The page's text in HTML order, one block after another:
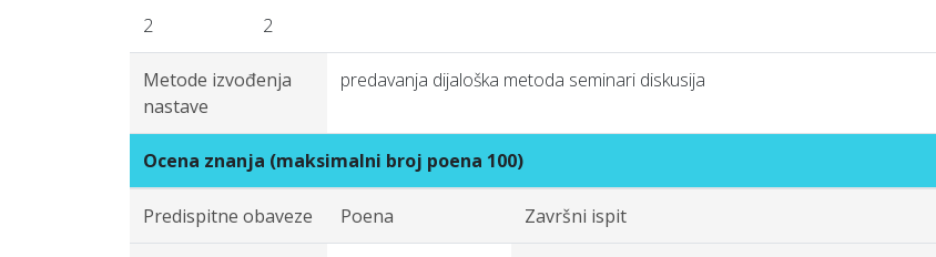
2 2
Metode izvođenja
nastave
predavanja dijaloška metoda seminari diskusija
Ocena znanja (maksimalni broj poena 100)
Predispitne obaveze Poena Završni ispit